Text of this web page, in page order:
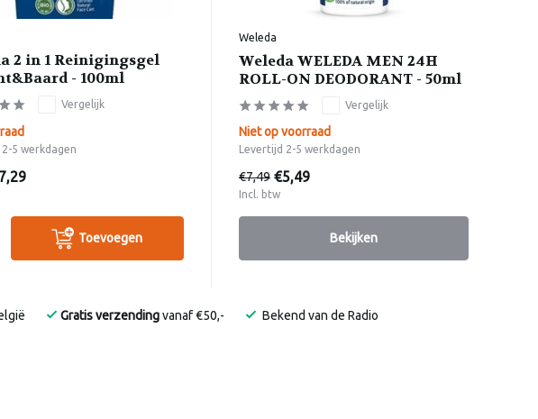
2 in 1 Reinigingsgel
- 100ml
Vergelijk
2-5 werkdagen
Toevoegen
Weleda
Weleda WELEDA MEN 24H
ROLL-ON DEODORANT - 50ml
Vergelijk
Niet op voorraad
Levertijd 2-5 werkdagen
€7,49 €5,49
Incl. btw
Bekijken
Gratis verzendingvanaf €50,- Bekend van de Radio